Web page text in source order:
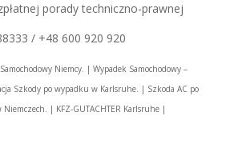
porady techniczno-prawnej
/ +48 600 920 920
Niemcy. | Wypadek Samochodowy –
Szkody po wypadku w Karlsruhe. | Szkoda AC po
| KFZ-GUTACHTER Karlsruhe |